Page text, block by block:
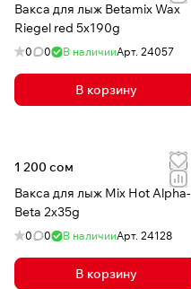
Вакса для лыж Betamix Wax
Riegel red 5x190g
0 0 В наличииАрт. 24057
В корзину
1 200 сом
Вакса для лыж Mix Hot Alpha-
Beta 2x35g
0 0 В наличииАрт. 24128
В корзину